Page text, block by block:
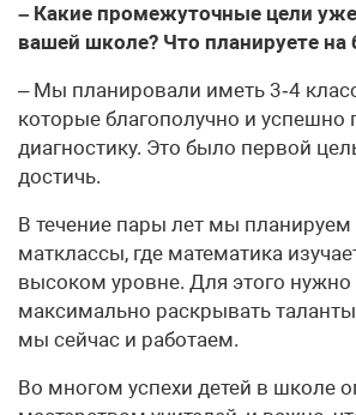
– Какие промежуточные цели
вашей школе? Что планируете на
– Мы планировали иметь 3‑4
которые благополучно и успешно
диагностику. Это было первой
достичь.
В течение пары лет мы
матклассы, где математика
высоком уровне. Для этого нужно
максимально раскрывать
мы сейчас и работаем.
Во многом успехи детей в школе